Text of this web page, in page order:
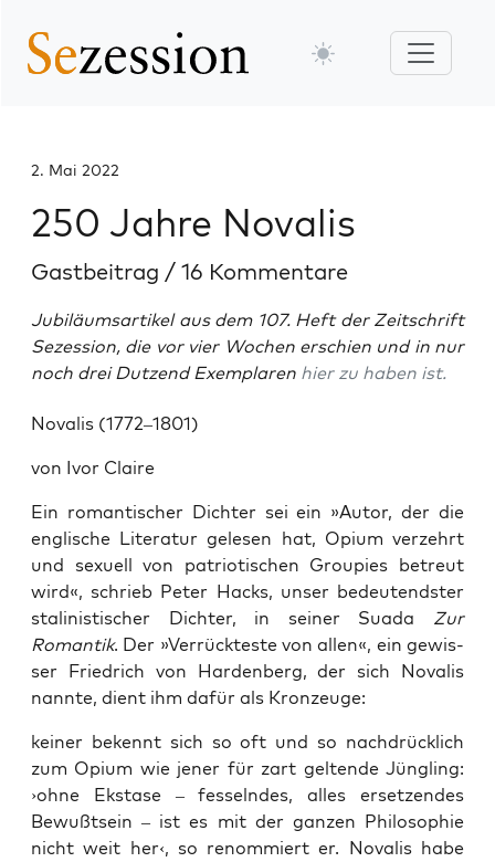
2. Mai 2022
250 Jahre Novalis
Gastbeitrag / 16 Kommentare
Jubiläumsartikel aus dem 107. Heft der Zeitschrift
Sezession, die vor vier Wochen erschien und in nur
noch drei Dutzend Exemplaren hier zu haben ist.
Nova­lis (1772–1801)
von Ivor Claire
Ein roman­ti­scher Dich­ter sei ein »Autor, der die
eng­li­sche Lite­ra­tur gele­sen hat, Opi­um ver­zehrt
und sexu­ell von patrio­ti­schen Grou­pies betreut
wird«, schrieb Peter Hacks, unser bedeu­tends­ter
sta­li­nis­ti­scher Dich­ter, in sei­ner Sua­da Zur
Roman­tik. Der »Ver­rück­tes­te von allen«, ein gewis­
ser Fried­rich von Har­den­berg, der sich Nova­lis
nann­te, dient ihm dafür als Kronzeuge:
kei­ner bekennt sich so oft und so nach­drück­lich
zum Opi­um wie jener für zart gel­ten­de Jüng­ling:
›ohne Eksta­se – fes­seln­des, alles erset­zen­des
Bewußt­sein – ist es mit der gan­zen Phi­lo­so­phie
nicht weit her‹, so renom­miert er. Nova­lis habe